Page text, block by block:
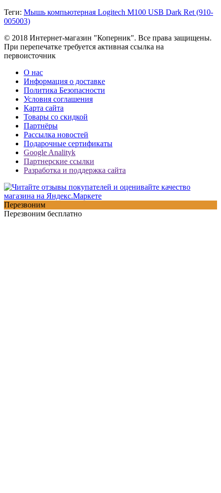
Теги: Мышь компьютерная Logitech M100 USB Dark Ret (910-
005003)
© 2018 Интернет-магазин "Коперник". Все права защищены.
При перепечатке требуется активная ссылка на
первоисточник
О нас
Информация о доставке
Политика Безопасности
Условия соглашения
Карта сайта
Товары со скидкой
Партнёры
Рассылка новостей
Подарочные сертификаты
Google Analityk
Партнерские ссылки
Разработка и поддержка сайта
Перезвоним
Перезвоним бесплатно